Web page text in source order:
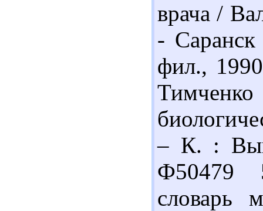
врача /
-
фил.,
– К. :
Ф50479
словарь